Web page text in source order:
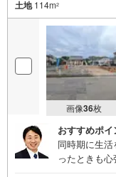
土地114m2
画像36枚
おすすめポイ
同時期に生
ったときも